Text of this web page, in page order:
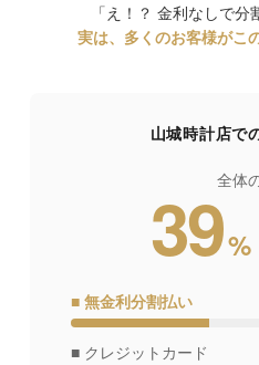
「え！？ 金利なしで分
実は、多くのお客様がこ
山城時計店で
全体
39%
■ 無金利分割払い
■ クレジットカード